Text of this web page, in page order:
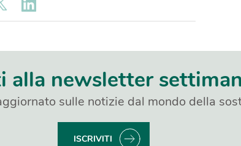
alla newsletter
sulle notizie dal mondo della
ISCRIVITI